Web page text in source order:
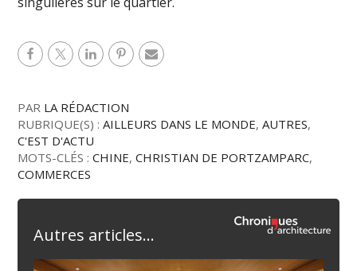
PAR LA RÉDACTION
RUBRIQUE(S) :AILLEURS DANS LE MONDE,AUTRES,
C'EST D'ACTU
MOTS-CLÉS :CHINE,CHRISTIAN DE PORTZAMPARC,
COMMERCES
Autres articles...